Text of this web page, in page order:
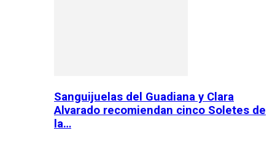
Sanguijuelas del Guadiana y Clara
Alvarado recomiendan cinco Soletes de
la…